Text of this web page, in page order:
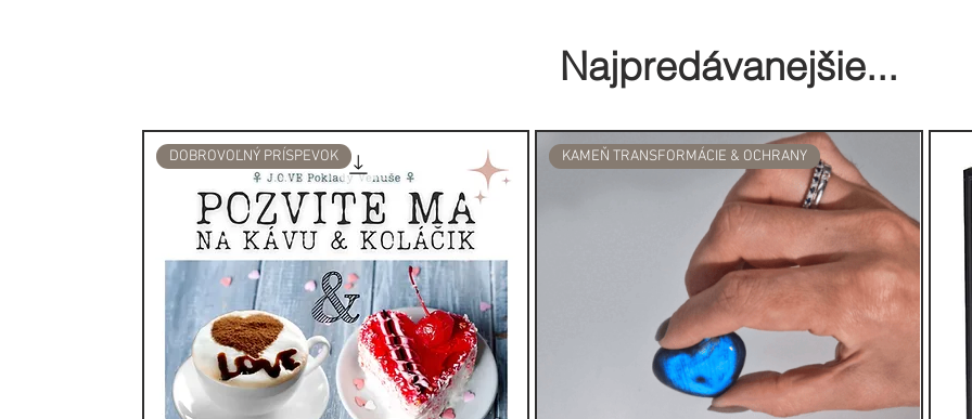
meditáciu alebo duchovnú prácu. Každý, kto drží v ruke kus
selenitu vydávajúci rýdze vibrácie, je údajne schopný
nadpozemskými vlastnosťami. Uvádza sa, že jeho domovom
je oblasť rozprestierajúca sa kdesi medzi svetlom a hmotou.
Aj keď je to kameň pochádzajúci z dávnoveku, jedná sa o
jeden z najsilnejších krištálov, pokiaľ ide o nové pozemské
vibrácie.
Selenit sa dá použiť na vytvorenie ochrannej mriežky okolo
domu a súčasne ho môžeme použiť na nastolenie pokoja v
priestore, kam nemajú zasahovať vonkajšie vplyvy. Môžeme
ho položiť do všetkých kútov v dome. Veľký kus selenitu
Najpredávanejšie...
DOBROVOĽNÝ PRÍSPEVOK KAMEŇ TRANSFORMÁCIE & OCHRANY